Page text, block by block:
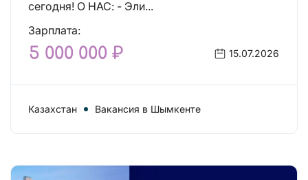
сегодня! О НАС: - Эли...
Зарплата:
5 000 000 ₽ 15.07.2026
Казахстан Вакансия в Шымкенте